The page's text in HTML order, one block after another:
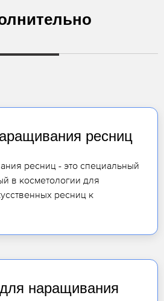
ресниц
ресниц - это специальный
в косметологии для
ресниц к
наращивания